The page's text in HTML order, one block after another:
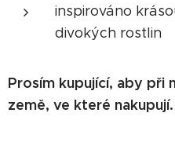
inspirováno
divokých rostlin
Prosím kupující, aby při
země, ve které nakupují.